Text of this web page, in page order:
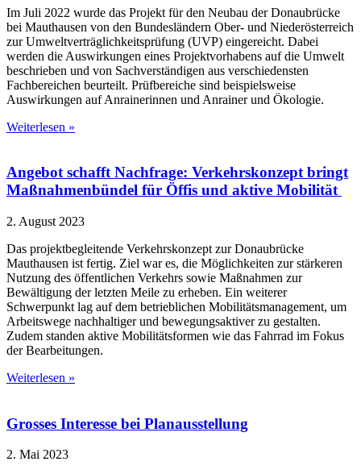
Im Juli 2022 wurde das Projekt für den Neubau der Donaubrücke
bei Mauthausen von den Bundesländern Ober- und Niederösterreich
zur Umweltverträglichkeitsprüfung (UVP) eingereicht. Dabei
werden die Auswirkungen eines Projektvorhabens auf die Umwelt
beschrieben und von Sachverständigen aus verschiedensten
Fachbereichen beurteilt. Prüfbereiche sind beispielsweise
Auswirkungen auf Anrainerinnen und Anrainer und Ökologie.
Weiterlesen »
Angebot schafft Nachfrage: Verkehrskonzept bringt
Maßnahmenbündel für Öffis und aktive Mobilität
2. August 2023
Das projektbegleitende Verkehrskonzept zur Donaubrücke
Mauthausen ist fertig. Ziel war es, die Möglichkeiten zur stärkeren
Nutzung des öffentlichen Verkehrs sowie Maßnahmen zur
Bewältigung der letzten Meile zu erheben. Ein weiterer
Schwerpunkt lag auf dem betrieblichen Mobilitätsmanagement, um
Arbeitswege nachhaltiger und bewegungsaktiver zu gestalten.
Zudem standen aktive Mobilitätsformen wie das Fahrrad im Fokus
der Bearbeitungen.
Weiterlesen »
Grosses Interesse bei Planausstellung
2. Mai 2023